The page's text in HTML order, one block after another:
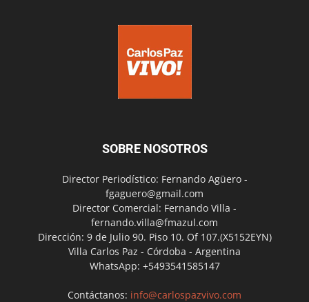
SOBRE NOSOTROS
Director Periodístico: Fernando Agüero -
fgaguero@gmail.com
Director Comercial: Fernando Villa -
fernando.villa@fmazul.com
Dirección: 9 de Julio 90. Piso 10. Of 107.(X5152EYN)
Villa Carlos Paz - Córdoba - Argentina
WhatsApp: +5493541585147
Contáctanos: info@carlospazvivo.com